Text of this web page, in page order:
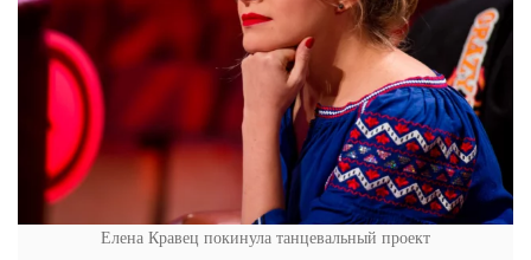
Елена Кравец покинула танцевальный проект